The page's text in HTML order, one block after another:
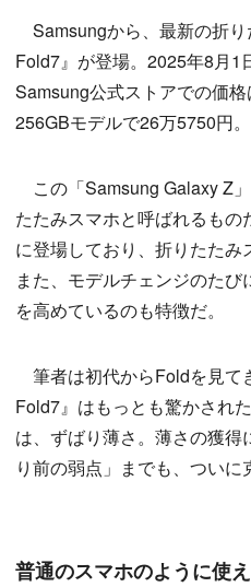
Samsungから、最新の折
Fold7』が登場。2025年8月1
Samsung公式ストアでの価
256GBモデルで26万5750円。
この「Samsung Galaxy Z
たたみスマホと呼ばれるも
に登場しており、折りたたみ
また、モデルチェンジのた
を高めているのも特徴だ。
筆者は初代からFoldを見て
Fold7』はもっとも驚かされ
は、ずばり薄さ。薄さの獲
り前の弱点」までも、ついに
普通のスマホのように使